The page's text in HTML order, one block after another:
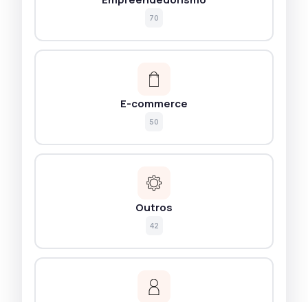
70
E-commerce
50
Outros
42